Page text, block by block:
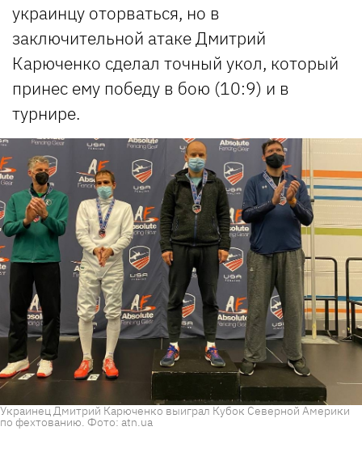
украинцу оторваться, но в
заключительной атаке Дмитрий
Карюченко сделал точный укол, который
принес ему победу в бою (10:9) и в
турнире.
Украинец Дмитрий Карюченко выиграл Кубок Северной Америки
по фехтованию. Фото: atn.ua